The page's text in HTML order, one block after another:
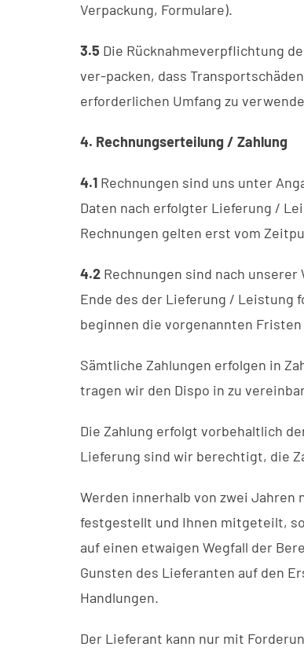
Verpackung, Formulare).
3.5 Die Rücknahmeverpflichtung
ver-packen, dass
erforderlichen Umfang zu
4. Rechnungserteilung / Zahlung
4.1Rechnungen sind uns unter
Daten nach erfolgter Lieferung /
Rechnungen gelten erst vom
4.2Rechnungen sind nach unserer
Ende des der Lieferung / Leistung
beginnen die vorgenannten
Sämtliche Zahlungen erfolgen in
tragen wir den Dispo in zu
Die Zahlung erfolgt vorbehaltlich
Lieferung sind wir berechtigt, die
Werden innerhalb von zwei Jahren
festgestellt und Ihnen mitgeteilt,
auf einen etwaigen Wegfall der
Gunsten des Lieferanten auf den
Handlungen.
Der Lieferant kann nur mit